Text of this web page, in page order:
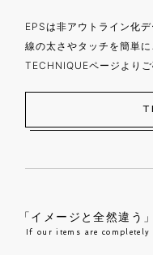
EPSは非アウトライン化デ
線の太さやタッチを簡単
TECHNIQUEページよりご
「イメージと全然違う」
If our items are